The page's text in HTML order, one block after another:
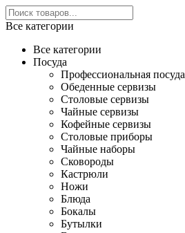
Все категории
Все категории
Посуда
Профессиональная посуда
Обеденные сервизы
Столовые сервизы
Чайные сервизы
Кофейные сервизы
Столовые приборы
Чайные наборы
Сковороды
Кастрюли
Ножи
Блюда
Бокалы
Бутылки